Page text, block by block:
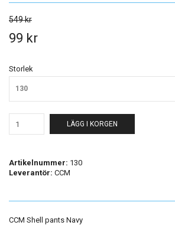
549 kr
99 kr
Storlek
130
LÄGG I KORGEN
Artikelnummer: 130
Leverantör: CCM
CCM Shell pants Navy